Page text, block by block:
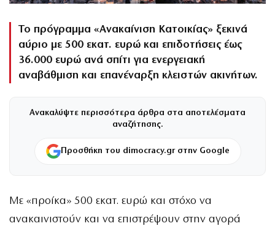
Το πρόγραμμα «Ανακαίνιση Κατοικίας» ξεκινά
αύριο με 500 εκατ. ευρώ και επιδοτήσεις έως
36.000 ευρώ ανά σπίτι για ενεργειακή
αναβάθμιση και επανέναρξη κλειστών ακινήτων.
Ανακαλύψτε περισσότερα άρθρα στα αποτελέσματα
αναζήτησης.
Προσθήκη του dimocracy.gr στην Google
Με «προίκα» 500 εκατ. ευρώ και στόχο να
ανακαινιστούν και να επιστρέψουν στην αγορά